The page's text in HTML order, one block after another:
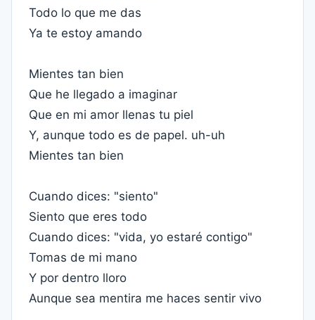
Todo lo que me das
Ya te estoy amando
Mientes tan bien
Que he llegado a imaginar
Que en mi amor llenas tu piel
Y, aunque todo es de papel. uh-uh
Mientes tan bien
Cuando dices: "siento"
Siento que eres todo
Cuando dices: "vida, yo estaré contigo"
Tomas de mi mano
Y por dentro lloro
Aunque sea mentira me haces sentir vivo